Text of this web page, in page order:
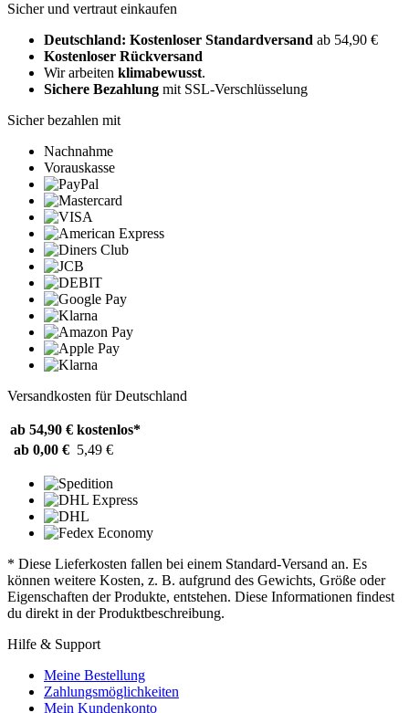
Sicher und vertraut einkaufen
Deutschland: Kostenloser Standardversand ab 54,90 €
Kostenloser Rückversand
Wir arbeiten klimabewusst.
Sichere Bezahlung mit SSL-Verschlüsselung
Sicher bezahlen mit
Nachnahme
Vorauskasse
Versandkosten für Deutschland
ab 54,90 € kostenlos*
ab 0,00 € 5,49 €
* Diese Lieferkosten fallen bei einem Standard-Versand an. Es
können weitere Kosten, z. B. aufgrund des Gewichts, Größe oder
Eigenschaften der Produkte, entstehen. Diese Informationen findest
du direkt in der Produktbeschreibung.
Hilfe & Support
Meine Bestellung
Zahlungsmöglichkeiten
Mein Kundenkonto